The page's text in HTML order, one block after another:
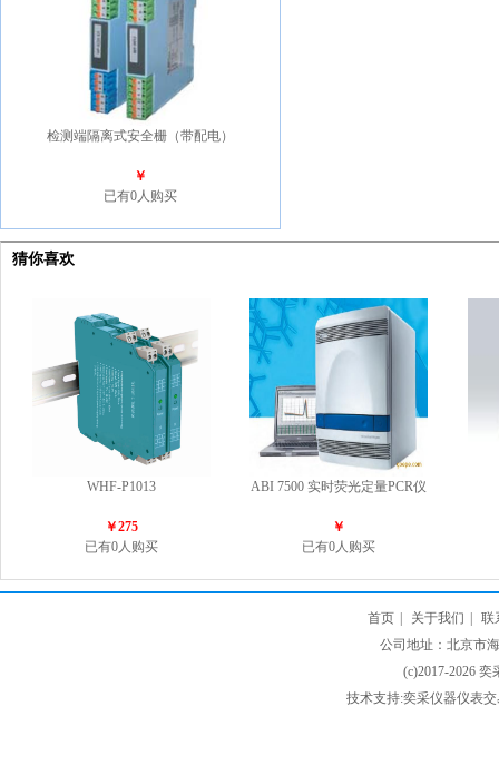
检测端隔离式安全栅（带配电）
￥
已有0人购买
猜你喜欢
WHF-P1013
￥275
已有0人购买
ABI 7500 实时荧光定量PCR仪
￥
已有0人购买
首页 关于我们
联
公司地址：北京市
(c)2017-2026
技术支持:奕采仪器仪表